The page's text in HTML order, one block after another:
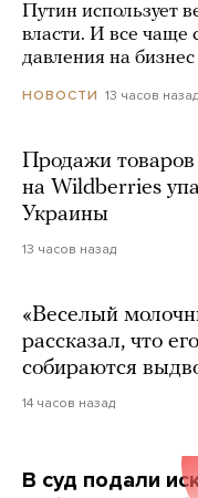
Путин использует
власти. И все чаще
давления на
НОВОСТИ 13 часов назад
Продажи товаров
на Wildberries
Украины
13 часов назад
«Веселый
рассказал, что
собираются
14 часов назад
В суд подали